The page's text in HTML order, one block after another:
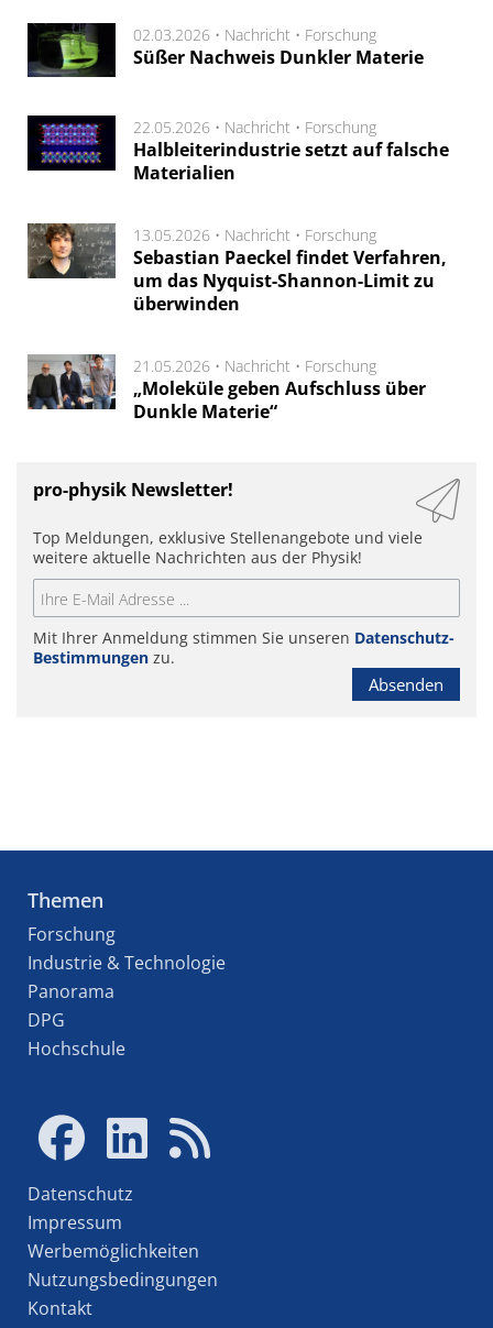
02.03.2026 • Nachricht • Forschung
Süßer Nachweis Dunkler Materie
22.05.2026 • Nachricht • Forschung
Halbleiterindustrie setzt auf falsche
Materialien
13.05.2026 • Nachricht • Forschung
Sebastian Paeckel findet Verfahren,
um das Nyquist-Shannon-Limit zu
überwinden
21.05.2026 • Nachricht • Forschung
„Moleküle geben Aufschluss über
Dunkle Materie“
pro-physik Newsletter!
Top Meldungen, exklusive Stellenangebote und viele
weitere aktuelle Nachrichten aus der Physik!
Mit Ihrer Anmeldung stimmen Sie unseren Datenschutz-
Bestimmungen zu.
Absenden
Themen
Forschung
Industrie & Technologie
Panorama
DPG
Hochschule
Datenschutz
Impressum
Werbemöglichkeiten
Nutzungsbedingungen
Kontakt